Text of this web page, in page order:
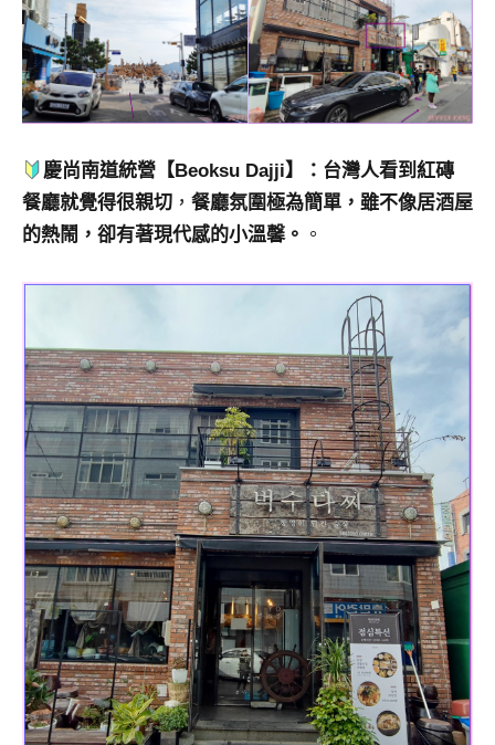
對
象。
★
慶尚南道統營【Beoksu Dajji】：台灣人看到紅磚
餐廳就覺得很親切 ， 餐廳氛圍極為簡單，雖不像居酒屋
的熱鬧，卻有著現代感的小溫馨。 。